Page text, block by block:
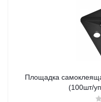
Площадка
(100шт/